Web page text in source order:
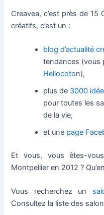
Creavea, c’est près de
créatifs, c’est un :
blog d’actualité
tendances (vous
Hellocoton),
plus de 3000
pour toutes les
de la vie,
et une page
Et vous, vous êtes-
Montpellier en 2012 ?
Vous recherchez un
Consultez la liste des